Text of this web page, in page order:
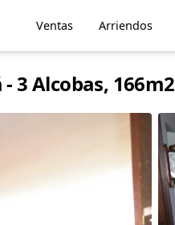
Ventas Arriendos
3 Alcobas, 166m2